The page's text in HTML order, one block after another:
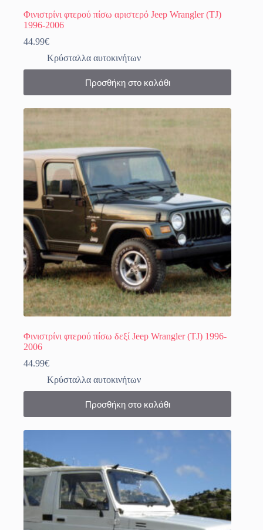
Φινιστρίνι φτερού πίσω αριστερό Jeep Wrangler (TJ)
1996-2006
44.99€
Κρύσταλλα αυτοκινήτων
Προσθήκη στο καλάθι
Φινιστρίνι φτερού πίσω δεξί Jeep Wrangler (TJ) 1996-
2006
44.99€
Κρύσταλλα αυτοκινήτων
Προσθήκη στο καλάθι